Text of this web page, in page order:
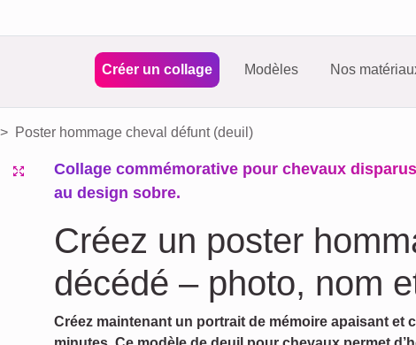
Créer un collage Modèles Nos
Poster hommage cheval défunt (deuil)
Collage commémorative pour chevaux
au design sobre.
Créez un poster
décédé – photo, nom
Créez maintenant un portrait de mémoire apaisant et